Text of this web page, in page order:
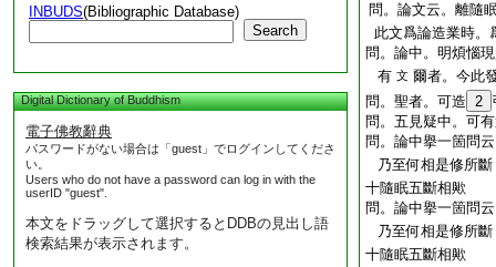
INBUDS(Bibliographic Database)
Search
Digital Dictionary of Buddhism
電子佛教辭典
パスワードがない場合は「guest」でログインしてくださ
い。
Users who do not have a password can log in with the
userID "guest".
本文をドラッグして選択するとDDBの見出し語
検索結果が表示されます。
問。論文云。離隨
此文爲論造業時。
問。論中。明煩惱
有 文 爾者。今此
問。聖者。可造 2
問。五見疑中。可
問。論中擧一箇問
乃至何相是修所斷
十隨眠五斷相歟
問。論中擧一箇問
乃至何相是修所斷
十隨眠五斷相歟